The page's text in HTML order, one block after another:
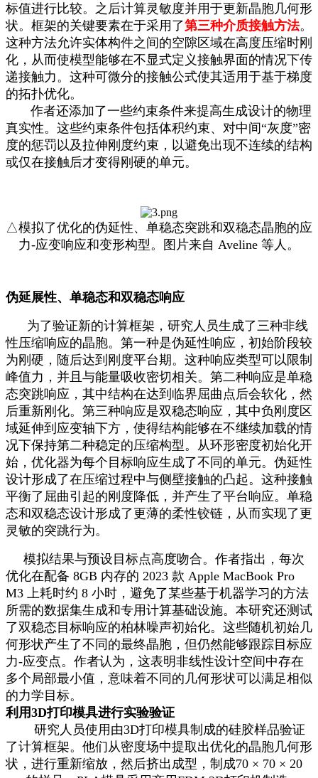
标值进行比较。之后计算灵敏度并用于更新晶胞几何形
状。框架的关键要素在于采用了第三种介质接触方法。
这种方法允许实体构件之间的空隙区域在高度压缩时刚
化，从而使模型能够在不显式定义接触界面的情况下传
递接触力。这种可微分的接触公式使其适用于基于梯度
的拓扑优化。
作者还添加了一些约束条件来提高生成设计的物理
真实性。这些约束条件包括体积约束、对中间“灰度”密
度的惩罚以及拉伸刚度约束，以避免出现不连续的结构
或仅在接触后才变得刚硬的单元。
△模拟了优化的伪延性、单稳态突跳和双稳态晶胞的应
力-应变响应和变形构型。图片来自 Aveline 等人。
伪延展性、单稳态和双稳态响应
为了验证新的计算框架，研究人员生成了三种非线
性压缩响应的晶胞。第一种是伪延性响应，初始阶段较
为刚硬，随后达到刚度平台期。这种响应类型可以限制
峰值力，并且与能量吸收密切相关。 第二种响应是单稳
态突跳响应，其中结构在达到临界屈曲点后会软化，然
后重新刚化。第三种响应是双稳态响应，其中负刚度区
域延伸到应变轴下方，使得结构能够在不继续加载的情
况下保持第二种稳定的压缩构型。 从环形密度初始化开
始，优化器为每个目标响应生成了不同的单元。伪延性
设计形成了在压缩过程中与侧壁接触的凸起。这种接触
平衡了屈曲引起的刚度降低，并产生了平台响应。单稳
态和双稳态设计形成了更薄的柔性铰链，从而实现了更
灵敏的突跳行为。
模拟结果与预设目标点高度吻合。作者指出，每次
优化在配备 8GB 内存的 2023 款 Apple MacBook Pro
M3 上耗时约 8 小时，避免了某些基于机器学习的方法
所需的数据集生成和专用计算基础设施。本研究还测试
了双稳态目标响应的柏林噪声初始化。这些随机初始几
何形状产生了不同的最终晶胞，但仍然能够跟踪目标应
力-应变点。作者认为，这表明非线性设计空间中存在
多个局部最小值，意味着不同的几何形状可以满足相似
的力学目标。
利用3D打印模具进行实验验证
研究人员使用由3D打印模具制成的硅胶样品验证
了计算框架。他们从密度场中提取出优化的晶胞几何形
状，进行重新缩放，然后挤出成型，制成70 × 70 × 20